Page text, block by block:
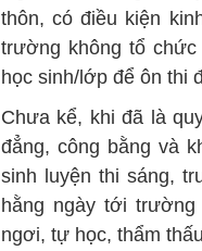
thôn, có điều kiện
trường không tổ
học sinh/lớp để ôn thi
Chưa kể, khi đã là
đẳng, công bằng và
sinh luyện thi sáng,
hằng ngày tới
ngơi, tự học, thẩm